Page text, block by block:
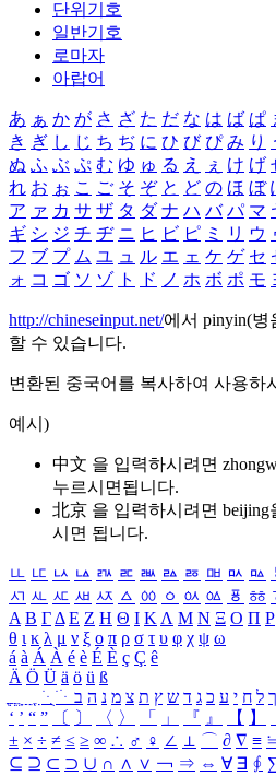
단위기호
일반기호
로마자
아랍어
あ ぁ か が さ ざ た だ な は ば ぱ
き ぎ し じ ち ぢ に ひ び ぴ み り
ぬ ふ ぶ ぷ む ゆ ゅ る え ぇ け げ
れ お ぉ こ ご そ ぞ と ど の ほ ぼ
ア ァ カ サ ザ タ ダ ナ ハ バ パ マ
ギ シ ジ チ ヂ ニ ヒ ビ ピ ミ リ ウ
フ ブ プ ム ユ ュ ル エ ェ ケ ゲ セ
ォ コ ゴ ソ ゾ ト ド ノ ホ ボ ポ モ
http://chineseinput.net/에서 pinyin(
할 수 있습니다.
변환된 중국어를 복사하여 사용하
예시)
中文 을 입력하시려면
누르시면됩니다.
北京 을 입력하시려면 beijing
시면 됩니다.
ㅥ ㅦ ㅧ ㅨ ㅩ ㅪ ㅫ ㅬ ㅭ ㅮ ㅯ ㅰ
ㅺ ㅻ ㅼ ㅽ ㅾ ㅿ ㆀ ㆁ ㆂ ㆃ ㆄ ㆅ
Α Β ΓΔ Ε Ζ Η Θ Ι ΚΛ Μ Ν Ξ Ο Π Ρ
θ ι κ λ μ ν ξ ο π ρ σ τ υ φ χ ψ ω
á à Á À é è É È ç Ç ê
Ä Ö Ü ä ö ü ß
ִֶֹ ֻּ ׁׂ ך ל ח י ע כ ג ד ש ץ ת צ מ נ ה ב
‘ ’ “ ” 〔 〕 〈 〉 「 」 『 』 【 】
± × ÷ ≠ ≤ ≥ ∞ ∴ ♂ ♀ ∠ ⊥ ⌒ ∂ ∇ ≡
⊆ ⊇ ⊂ ⊃ ∪ ∩ ∧ ∨ ￢ ⇒ ⇔ ∀ ∃ ∮